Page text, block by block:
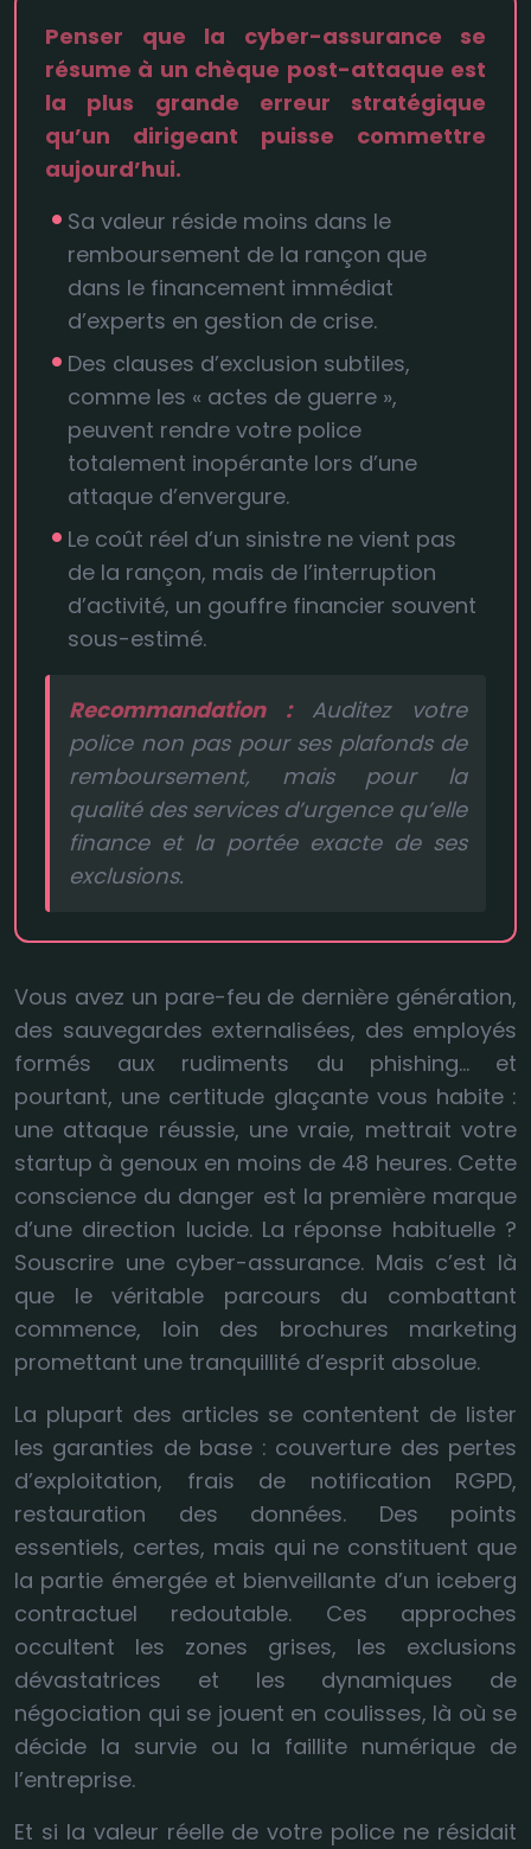
Penser que la cyber-assurance se
résume à un chèque post-attaque est
la plus grande erreur stratégique
qu’un dirigeant puisse commettre
aujourd’hui.
Sa valeur réside moins dans le
remboursement de la rançon que
dans le financement immédiat
d’experts en gestion de crise.
Des clauses d’exclusion subtiles,
comme les « actes de guerre »,
peuvent rendre votre police
totalement inopérante lors d’une
attaque d’envergure.
Le coût réel d’un sinistre ne vient pas
de la rançon, mais de l’interruption
d’activité, un gouffre financier souvent
sous-estimé.
Recommandation :Auditez votre
police non pas pour ses plafonds de
remboursement, mais pour la
qualité des services d’urgence qu’elle
finance et la portée exacte de ses
exclusions.
Vous avez un pare-feu de dernière génération,
des sauvegardes externalisées, des employés
formés aux rudiments du phishing… et
pourtant, une certitude glaçante vous habite :
une attaque réussie, une vraie, mettrait votre
startup à genoux en moins de 48 heures. Cette
conscience du danger est la première marque
d’une direction lucide. La réponse habituelle ?
Souscrire une cyber-assurance. Mais c’est là
que le véritable parcours du combattant
commence, loin des brochures marketing
promettant une tranquillité d’esprit absolue.
La plupart des articles se contentent de lister
les garanties de base : couverture des pertes
d’exploitation, frais de notification RGPD,
restauration des données. Des points
essentiels, certes, mais qui ne constituent que
la partie émergée et bienveillante d’un iceberg
contractuel redoutable. Ces approches
occultent les zones grises, les exclusions
dévastatrices et les dynamiques de
négociation qui se jouent en coulisses, là où se
décide la survie ou la faillite numérique de
l’entreprise.
Et si la valeur réelle de votre police ne résidait